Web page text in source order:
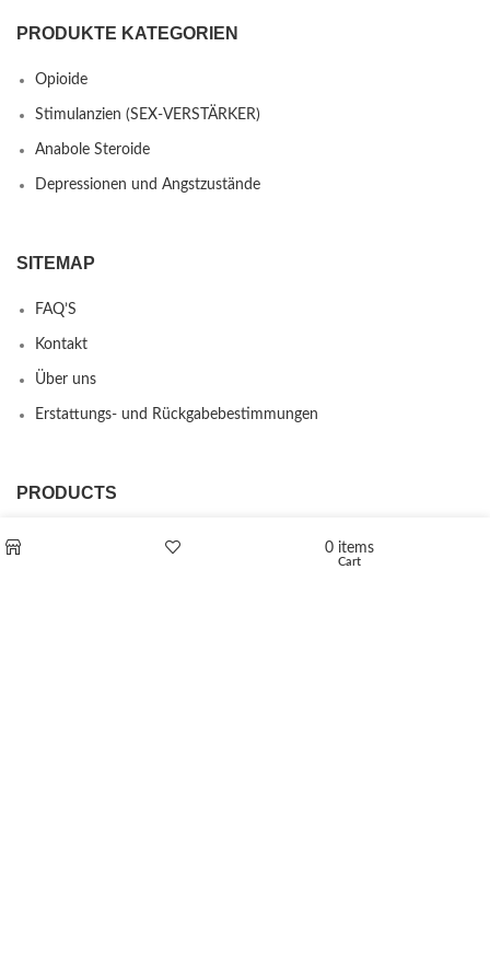
PRODUKTE KATEGORIEN
Opioide
Stimulanzien (SEX-VERSTÄRKER)
Anabole Steroide
Depressionen und Angstzustände
SITEMAP
FAQ’S
Kontakt
Über uns
Erstattungs- und Rückgabebestimmungen
PRODUCTS
L-Polaflux® 5 mg/ml
0 items
Cart